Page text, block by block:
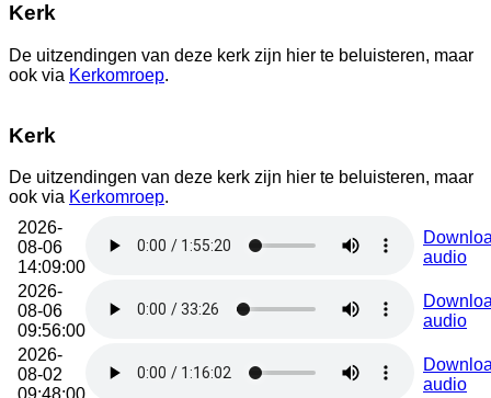
Kerk
De uitzendingen van deze kerk zijn hier te beluisteren, maar
ook via Kerkomroep.
Kerk
De uitzendingen van deze kerk zijn hier te beluisteren, maar
ook via Kerkomroep.
2026-
08-06
14:09:00
audio
2026-
08-06
09:56:00
audio
2026-
08-02
audio